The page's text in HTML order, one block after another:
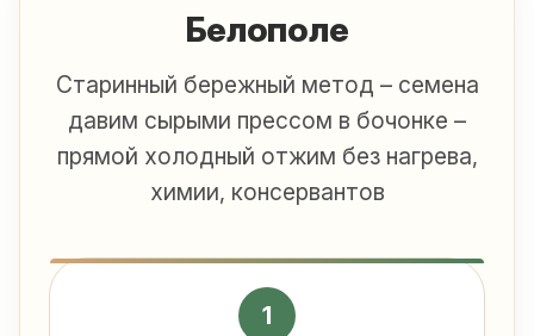
Белополе
Старинный бережный метод – семена
давим сырыми прессом в бочонке –
прямой холодный отжим без нагрева,
химии, консервантов
1